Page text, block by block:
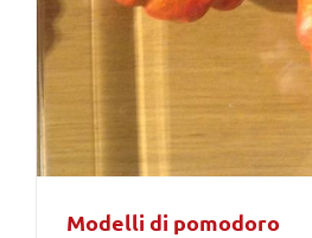
Modelli di pomodoro